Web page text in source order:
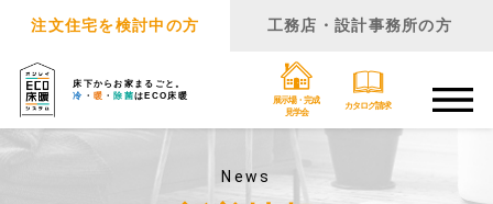
床下からお家まるごと。
冷 ・ 暖 ・ 除菌はECO床暖
展示場・完成
見学会
カタログ請求
注文住宅を検討中の方 工務店・設計事務所の方
News